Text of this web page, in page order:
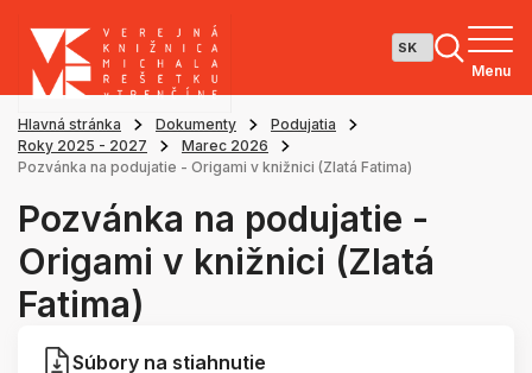
Menu
Hlavná stránka Dokumenty
Podujatia
Roky 2025 - 2027
Marec 2026
Pozvánka na podujatie - Origami v knižnici (Zlatá Fatima)
Pozvánka na podujatie -
Origami v knižnici (Zlatá
Fatima)
Súbory na stiahnutie